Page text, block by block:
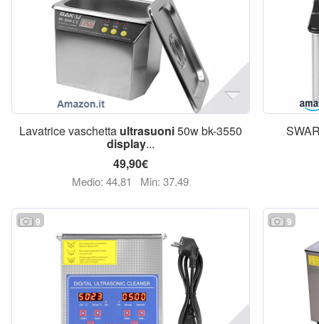
Lavatrice vaschetta ultrasuoni50w bk-3550
display...
49,90€
Medio: 44,81 Min: 37,49
9 9